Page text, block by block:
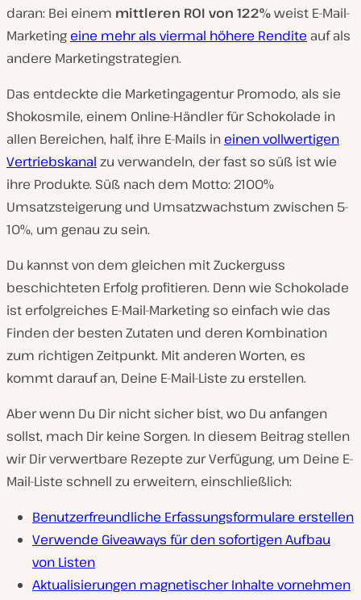
daran: Bei einem mittleren ROI von 122%weist E-Mail-
Marketing eine mehr als viermal höhere Rendite auf als
andere Marketingstrategien.
Das entdeckte die Marketingagentur Promodo, als sie
Shokosmile, einem Online-Händler für Schokolade in
allen Bereichen, half, ihre E-Mails in einen vollwertigen
Vertriebskanal zu verwandeln, der fast so süß ist wie
ihre Produkte. Süß nach dem Motto: 2100%
Umsatzsteigerung und Umsatzwachstum zwischen 5-
10%, um genau zu sein.
Du kannst von dem gleichen mit Zuckerguss
beschichteten Erfolg profitieren. Denn wie Schokolade
ist erfolgreiches E-Mail-Marketing so einfach wie das
Finden der besten Zutaten und deren Kombination
zum richtigen Zeitpunkt. Mit anderen Worten, es
kommt darauf an, Deine E-Mail-Liste zu erstellen.
Aber wenn Du Dir nicht sicher bist, wo Du anfangen
sollst, mach Dir keine Sorgen. In diesem Beitrag stellen
wir Dir verwertbare Rezepte zur Verfügung, um Deine E-
Mail-Liste schnell zu erweitern, einschließlich:
Benutzerfreundliche Erfassungsformulare erstellen
Verwende Giveaways für den sofortigen Aufbau
von Listen
Aktualisierungen magnetischer Inhalte vornehmen